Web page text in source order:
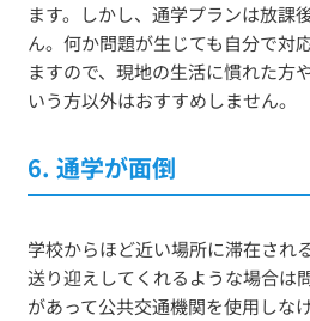
ます。しかし、通学プランは放課
ん。何か問題が生じても自分で対
ますので、現地の生活に慣れた方
いう方以外はおすすめしません。
6. 通学が面倒
学校からほど近い場所に滞在され
送り迎えしてくれるような場合は
があって公共交通機関を使用しな